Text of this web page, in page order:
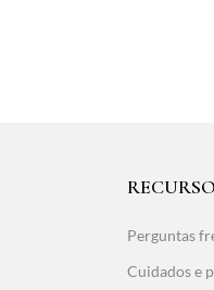
Perguntas
Cuidados e